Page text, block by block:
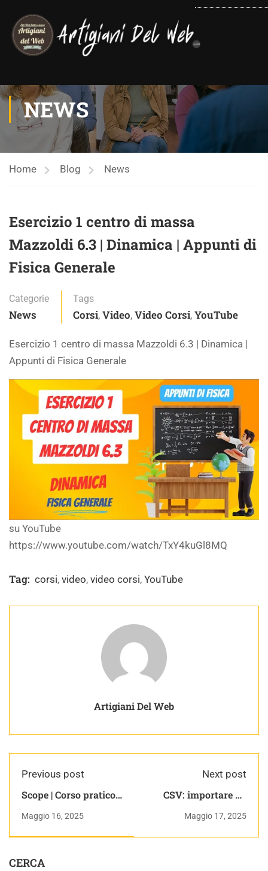
NEWS
Home Blog News
Esercizio 1 centro di massa
Mazzoldi 6.3 | Dinamica | Appunti di
Fisica Generale
Categorie
News
Tags
Corsi, Video, Video Corsi, YouTube
Esercizio 1 centro di massa Mazzoldi 6.3 | Dinamica |
Appunti di Fisica Generale
su YouTube
https://www.youtube.com/watch/TxY4kuGl8MQ
Tag: corsi, video, video corsi, YouTube
Artigiani Del Web
Previous post
Scope | Corso pratico
Maggio 16, 2025
Next post
CSV: importare gli
(ancora) 15 giorni con
prestashop vol. 3 –
Maggio 17, 2025
CERCA